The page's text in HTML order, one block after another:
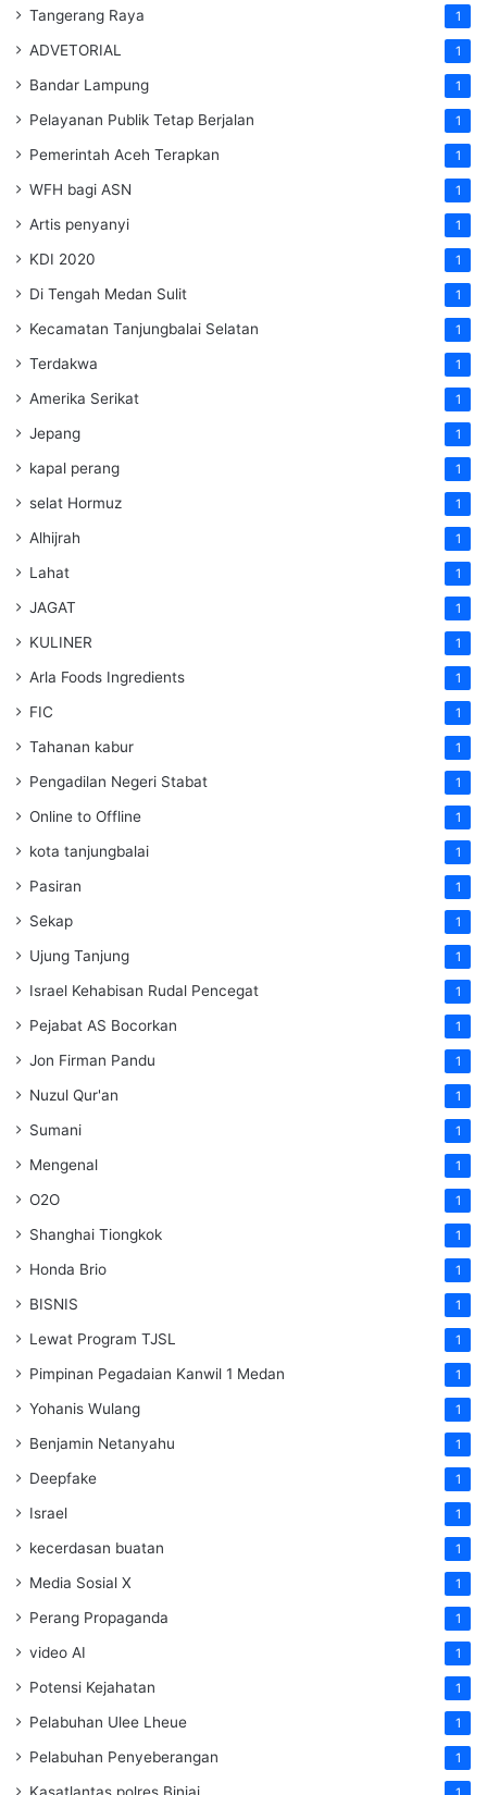
Tangerang Raya 1
ADVETORIAL 1
Bandar Lampung 1
Pelayanan Publik Tetap Berjalan 1
Pemerintah Aceh Terapkan 1
WFH bagi ASN 1
Artis penyanyi 1
KDI 2020 1
Di Tengah Medan Sulit 1
Kecamatan Tanjungbalai Selatan 1
Terdakwa 1
Amerika Serikat 1
Jepang 1
kapal perang 1
selat Hormuz 1
Alhijrah 1
Lahat 1
JAGAT 1
KULINER 1
Arla Foods Ingredients 1
FIC 1
Tahanan kabur 1
Pengadilan Negeri Stabat 1
Online to Offline 1
kota tanjungbalai 1
Pasiran 1
Sekap 1
Ujung Tanjung 1
Israel Kehabisan Rudal Pencegat 1
Pejabat AS Bocorkan 1
Jon Firman Pandu 1
Nuzul Qur'an 1
Sumani 1
Mengenal 1
O2O 1
Shanghai Tiongkok 1
Honda Brio 1
BISNIS 1
Lewat Program TJSL 1
Pimpinan Pegadaian Kanwil 1 Medan 1
Yohanis Wulang 1
Benjamin Netanyahu 1
Deepfake 1
Israel 1
kecerdasan buatan 1
Media Sosial X 1
Perang Propaganda 1
video AI 1
Potensi Kejahatan 1
Pelabuhan Ulee Lheue 1
Pelabuhan Penyeberangan 1